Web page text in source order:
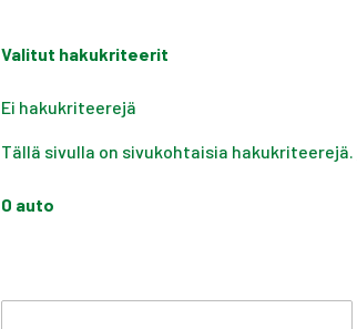
Valitut hakukriteerit
Ei hakukriteerejä
Tällä sivulla on sivukohtaisia hakukriteerejä.
0 auto